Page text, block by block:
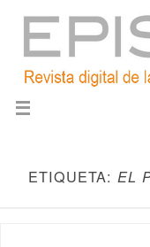
ETIQUETA: EL